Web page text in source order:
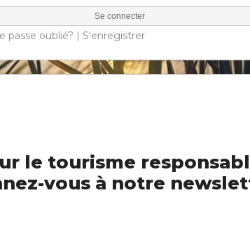
passe oublié? | S'enregistrer
le tourisme
vous à notre